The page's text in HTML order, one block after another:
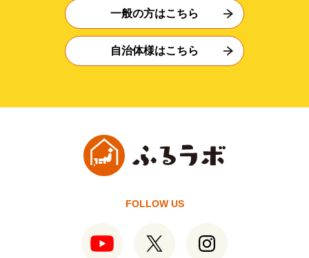
一般の方はこちら
自治体様はこちら
FOLLOW US